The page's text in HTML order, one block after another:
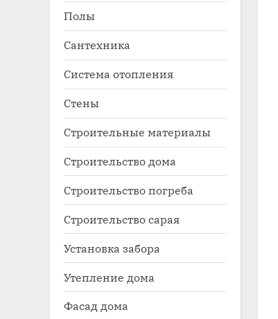
Полы
Сантехника
Система отопления
Стены
Строительные материалы
Строительство дома
Строительство погреба
Строительство сарая
Установка забора
Утепление дома
Фасад дома